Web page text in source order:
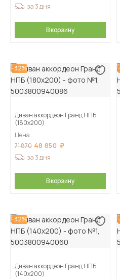
за 3 дня
В корзину
-32%
Диван аккордеон Гранд НПБ
(180х200)
Цена
71 870 48 850
за 3 дня
В корзину
-32%
Диван аккордеон Гранд НПБ
(140х200)